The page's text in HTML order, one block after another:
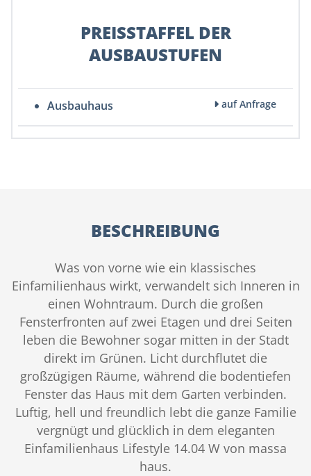
PREISSTAFFEL DER
AUSBAUSTUFEN
Ausbauhaus auf Anfrage
BESCHREIBUNG
Was von vorne wie ein klassisches
Einfamilienhaus wirkt, verwandelt sich Inneren in
einen Wohntraum. Durch die großen
Fensterfronten auf zwei Etagen und drei Seiten
leben die Bewohner sogar mitten in der Stadt
direkt im Grünen. Licht durchflutet die
großzügigen Räume, während die bodentiefen
Fenster das Haus mit dem Garten verbinden.
Luftig, hell und freundlich lebt die ganze Familie
vergnügt und glücklich in dem eleganten
Einfamilienhaus Lifestyle 14.04 W von massa
haus.